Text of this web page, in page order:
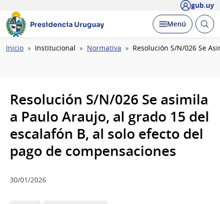
gub.uy
Presidencia Uruguay Desplegar
Menú Abrir
Ruta
Inicio Institucional Normativa Resolución S/N/026 Se
Resolución S/N/026 Se asimila
a Paulo Araujo, al grado 15 del
escalafón B, al solo efecto del
pago de compensaciones
30/01/2026